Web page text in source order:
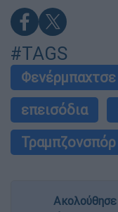
#TAGS
Φενέρμπαχτσε
επεισόδια
Τραμπζονσπόρ